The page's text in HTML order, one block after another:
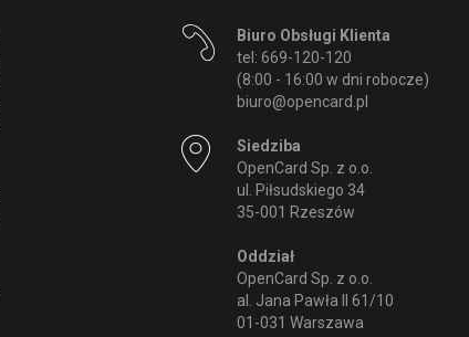
Biuro Obsługi Klienta
tel: 669-120-120
(8:00 - 16:00 w dni robocze)
biuro@opencard.pl
Siedziba
OpenCard Sp. z o.o.
ul. Piłsudskiego 34
35-001 Rzeszów
Oddział
OpenCard Sp. z o.o.
al. Jana Pawła II 61/10
01-031 Warszawa